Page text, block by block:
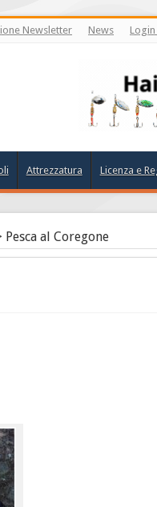
Newsletter News
Attrezzatura Licenza e
Pesca al Coregone